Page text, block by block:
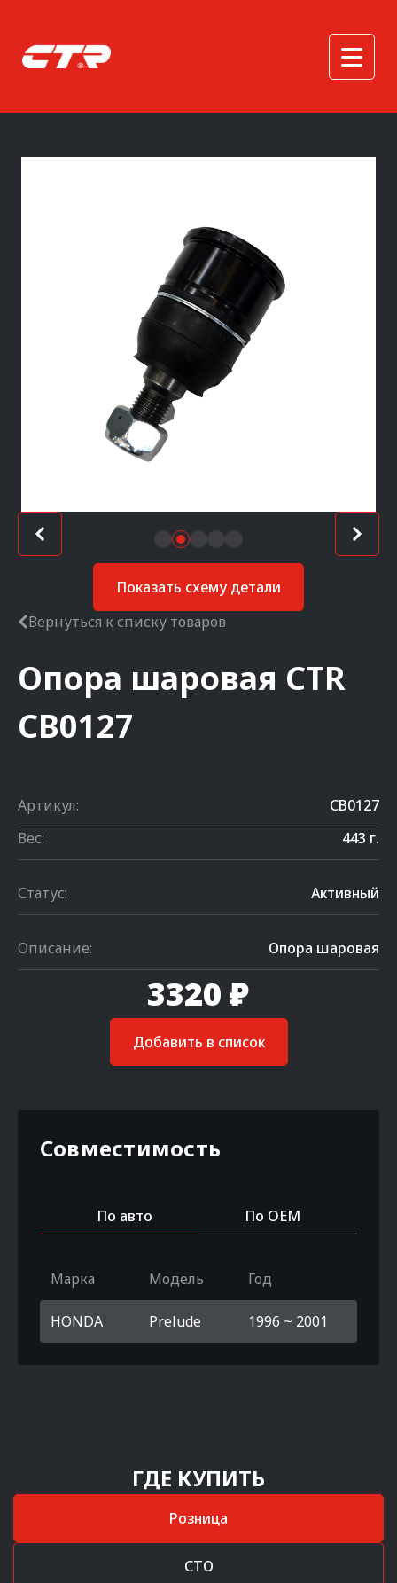
Показать схему детали
Вернуться к списку товаров
Опора шаровая CTR
CB0127
Артикул:
CB0127
Вес:
443 г.
Статус: Активный
Описание: Опора шаровая
3320 ₽
Добавить в список
Совместимость
По авто По OEM
Марка Модель Год
HONDA Prelude 1996 ~ 2001
ГДЕ КУПИТЬ
Розница
СТО